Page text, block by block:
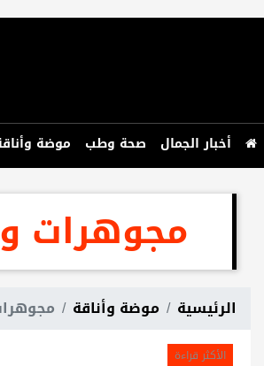
أخبار الجمال صحة وطب موضة
مجوهرات
الرئيسية موضة وأناقة
الأكثر قراءة